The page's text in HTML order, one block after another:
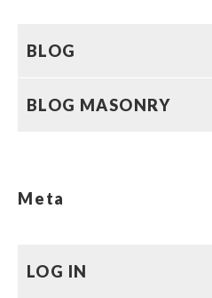
BLOG
BLOG MASONRY
Meta
LOG IN